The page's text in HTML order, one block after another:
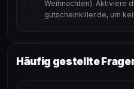
Weihnachten). Aktiviere
gutscheinkiller.de, um
Häufig gestellte